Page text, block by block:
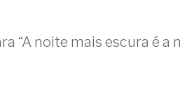
“A noite mais escura é a